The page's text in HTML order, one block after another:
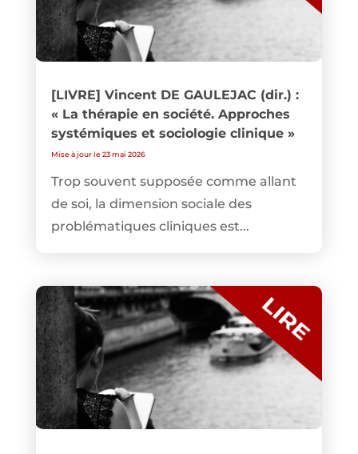
[LIVRE] Vincent DE GAULEJAC (dir.) :
« La thérapie en société. Approches
systémiques et sociologie clinique »
Mise à jour le 23 mai 2026
Trop souvent supposée comme allant
de soi, la dimension sociale des
problématiques cliniques est...